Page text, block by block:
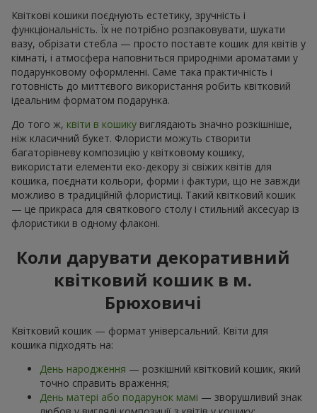
Квіткові кошики поєднують естетику, зручність і
функціональність. Їх не потрібно розпаковувати, шукати
вазу, обрізати стебла — просто поставте кошик для квітів у
кімнаті, і атмосфера наповниться природніми ароматами у
подарунковому оформленні. Саме така практичність і
готовність до миттєвого використання робить квітковий
ідеальним форматом подарунка.
До того ж, квіти в кошику виглядають значно розкішніше,
ніж класичний букет. Флористи можуть створити
багаторівневу композицію у квітковому кошику,
використати елементи еко-декору зі свіжих квітів для
кошика, поєднати кольори, форми і фактури, що не завжди
можливо в традиційній флористиці. Такий квітковий кошик
— це прикраса для святкового столу і стильний аксесуар із
флористики в одному флаконі.
Коли дарувати декоративний
квітковий кошик в м.
Брюховичі
Квітковий кошик — формат універсальний. Квіти для
кошика підходять на:
День народження — розкішний квітковий кошик, який
точно справить враження;
День матері або подарунок мамі — зворушливий знак